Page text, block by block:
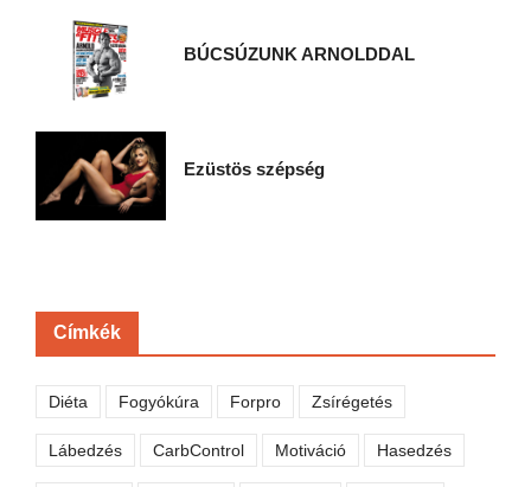
BÚCSÚZUNK ARNOLDDAL
Ezüstös szépség
Címkék
Diéta Fogyókúra Forpro Zsírégetés
Lábedzés CarbControl Motiváció Hasedzés